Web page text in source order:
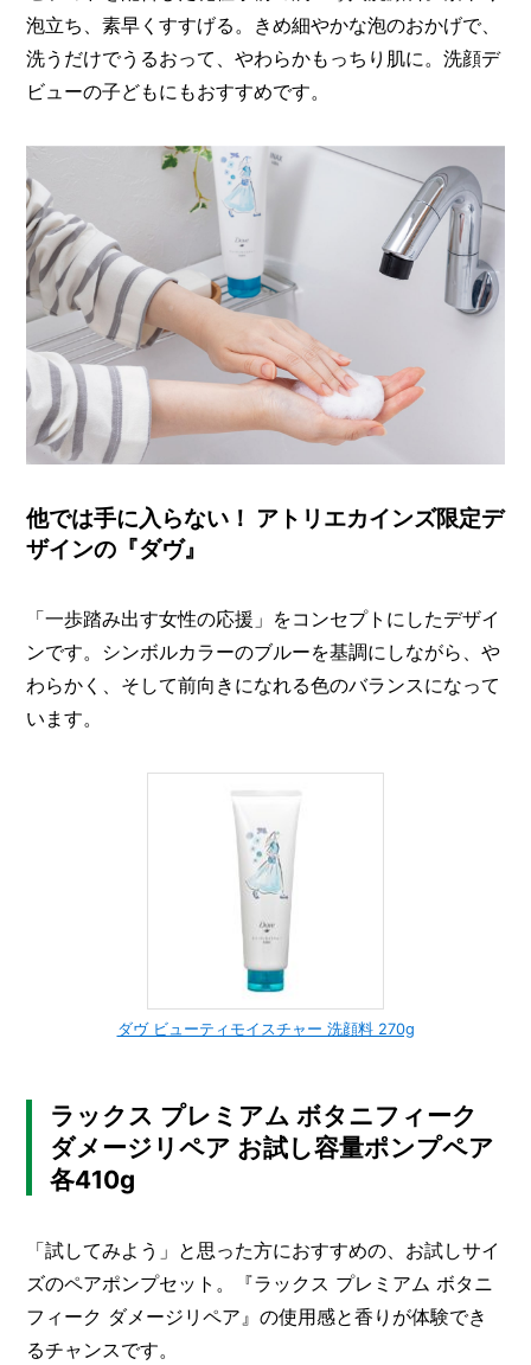
泡立ち、素早くすすげる。きめ細やかな泡のおかげで、
洗うだけでうるおって、やわらかもっちり肌に。洗顔デ
ビューの子どもにもおすすめです。
他では手に入らない！ アトリエカインズ限定デ
ザインの『ダヴ』
「一歩踏み出す女性の応援」をコンセプトにしたデザイ
ンです。シンボルカラーのブルーを基調にしながら、や
わらかく、そして前向きになれる色のバランスになって
います。
ダヴ ビューティモイスチャー 洗顔料 270g
ラックス プレミアム ボタニフィーク
ダメージリペア お試し容量ポンプペア
各410g
「試してみよう」と思った方におすすめの、お試しサイ
ズのペアポンプセット。『ラックス プレミアム ボタニ
フィーク ダメージリペア』の使用感と香りが体験でき
るチャンスです。